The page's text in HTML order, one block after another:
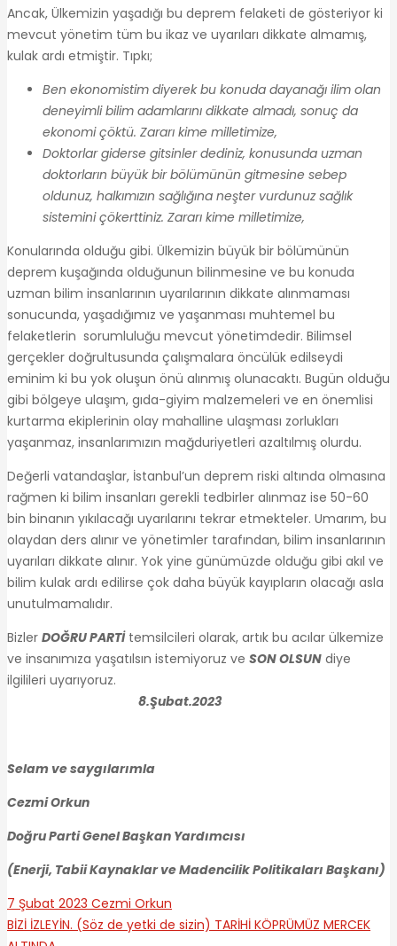
Ancak, Ülkemizin yaşadığı bu deprem felaketi de gösteriyor ki
mevcut yönetim tüm bu ikaz ve uyarıları dikkate almamış,
kulak ardı etmiştir. Tıpkı;
Ben ekonomistim diyerek bu konuda dayanağı ilim olan
deneyimli bilim adamlarını dikkate almadı, sonuç da
ekonomi çöktü. Zararı kime milletimize,
Doktorlar giderse gitsinler dediniz, konusunda uzman
doktorların büyük bir bölümünün gitmesine sebep
oldunuz, halkımızın sağlığına neşter vurdunuz sağlık
sistemini çökerttiniz. Zararı kime milletimize,
Konularında olduğu gibi. Ülkemizin büyük bir bölümünün
deprem kuşağında olduğunun bilinmesine ve bu konuda
uzman bilim insanlarının uyarılarının dikkate alınmaması
sonucunda, yaşadığımız ve yaşanması muhtemel bu
felaketlerin sorumluluğu mevcut yönetimdedir. Bilimsel
gerçekler doğrultusunda çalışmalara öncülük edilseydi
eminim ki bu yok oluşun önü alınmış olunacaktı. Bugün olduğu
gibi bölgeye ulaşım, gıda-giyim malzemeleri ve en önemlisi
kurtarma ekiplerinin olay mahalline ulaşması zorlukları
yaşanmaz, insanlarımızın mağduriyetleri azaltılmış olurdu.
Değerli vatandaşlar, İstanbul’un deprem riski altında olmasına
rağmen ki bilim insanları gerekli tedbirler alınmaz ise 50-60
bin binanın yıkılacağı uyarılarını tekrar etmekteler. Umarım, bu
olaydan ders alınır ve yönetimler tarafından, bilim insanlarının
uyarıları dikkate alınır. Yok yine günümüzde olduğu gibi akıl ve
bilim kulak ardı edilirse çok daha büyük kayıpların olacağı asla
unutulmamalıdır.
Bizler DOĞRU PARTİtemsilcileri olarak, artık bu acılar ülkemize
ve insanımıza yaşatılsın istemiyoruz ve SON OLSUN diye
ilgilileri uyarıyoruz.
8.Şubat.2023
Selam ve saygılarımla
Cezmi Orkun
Doğru Parti Genel Başkan Yardımcısı
(Enerji, Tabii Kaynaklar ve Madencilik Politikaları Başkanı)
7 Şubat 2023 Cezmi Orkun
BİZİ İZLEYİN. (Söz de yetki de sizin) TARİHİ KÖPRÜMÜZ MERCEK